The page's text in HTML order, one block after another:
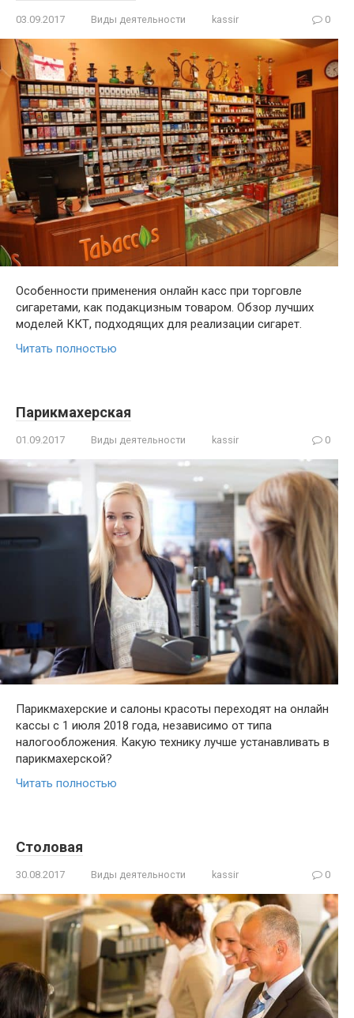
03.09.2017 Виды деятельности kassir 0
Особенности применения онлайн касс при торговле
сигаретами, как подакцизным товаром. Обзор лучших
моделей ККТ, подходящих для реализации сигарет.
Читать полностью
Парикмахерская
01.09.2017 Виды деятельности kassir 0
Парикмахерские и салоны красоты переходят на онлайн
кассы с 1 июля 2018 года, независимо от типа
налогообложения. Какую технику лучше устанавливать в
парикмахерской?
Читать полностью
Столовая
30.08.2017 Виды деятельности kassir 0